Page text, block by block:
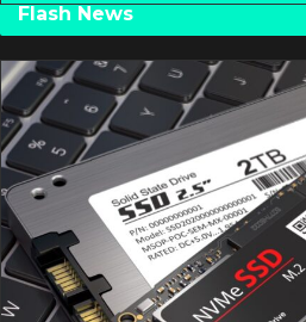
Flash News